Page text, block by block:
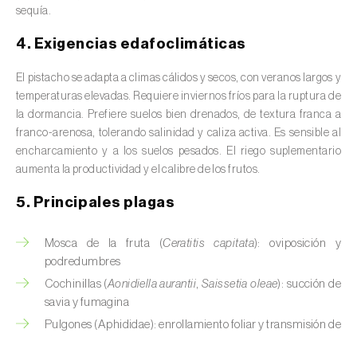
Avellano (
Avena (Avena sativa)
Batata dulce ( Ipomoea batatas )
Begonia ( Hillebrandia sandwicensis e
Begonia spp.)
Berenjena (Solanum melongena)
Berenjena africana (Solanum aethiopicum
Berro (Nasturtium officinale )
Boj (Buxus sempervirens L.)
Cacahuete ( Arachis hypogaea)
sequía.
4. Exigencias edafoclimáticas
El pistacho se adapta a climas cálidos y secos, con veranos largos y
temperaturas elevadas. Requiere inviernos fríos para la ruptura de
la dormancia. Prefiere suelos bien drenados, de textura franca a
franco-arenosa, tolerando salinidad y caliza activa. Es sensible al
encharcamiento y a los suelos pesados. El riego suplementario
aumenta la productividad y el calibre de los frutos.
5. Principales plagas
Mosca de la fruta (Ceratitis capitata): oviposición y
podredumbres
Cochinillas (Aonidiella aurantii, Saissetia oleae): succión de
savia y fumagina
Pulgones (Aphididae): enrollamiento foliar y transmisión de